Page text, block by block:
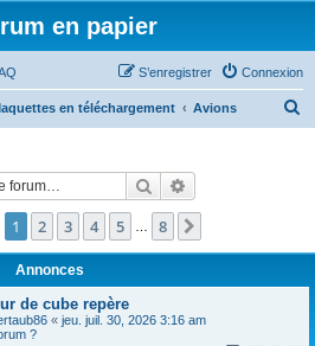
en papier
Connexion
S’enregistrer
en téléchargement Avions
Rechercher
Page 1sur8
1 2 3 4 5 8
Annonces
de cube repère
« jeu. juil. 30, 2026 3:16 am
?